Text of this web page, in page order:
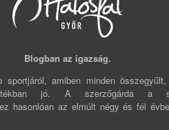
Blogban az igazság.
sportjáról, amiben minden
jó. A szerzőgárda a
hasonlóan az elmúlt négy és fél